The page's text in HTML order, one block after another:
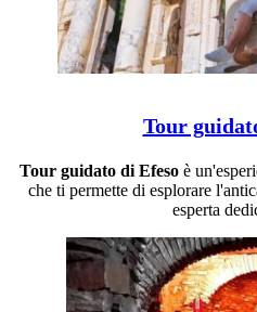
Tour
Tour guidato di Efeso è
che ti permette di esplorare
esperta